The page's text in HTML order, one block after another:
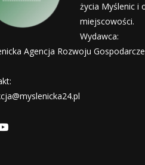
życia Myślenic i
miejscowości.
Wydawca:
Agencja Rozwoju